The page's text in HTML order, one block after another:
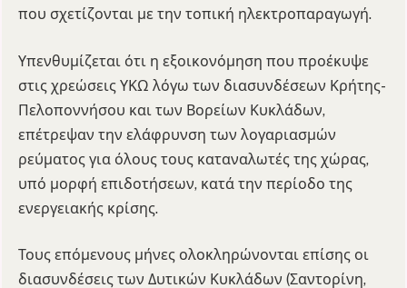
που σχετίζονται με την τοπική ηλεκτροπαραγωγή.
Υπενθυμίζεται ότι η εξοικονόμηση που προέκυψε
στις χρεώσεις ΥΚΩ λόγω των διασυνδέσεων Κρήτης-
Πελοποννήσου και των Βορείων Κυκλάδων,
επέτρεψαν την ελάφρυνση των λογαριασμών
ρεύματος για όλους τους καταναλωτές της χώρας,
υπό μορφή επιδοτήσεων, κατά την περίοδο της
ενεργειακής κρίσης.
Τους επόμενους μήνες ολοκληρώνονται επίσης οι
διασυνδέσεις των Δυτικών Κυκλάδων (Σαντορίνη,